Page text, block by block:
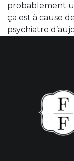
probablement
ça est à cause
psychiatre